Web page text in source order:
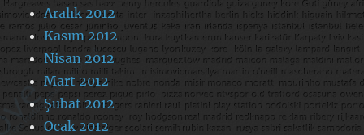
Aralık 2012
Kasım 2012
Nisan 2012
Mart 2012
Şubat 2012
Ocak 2012